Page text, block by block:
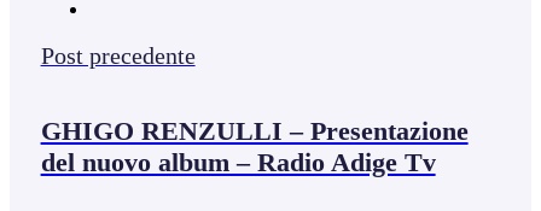
Post precedente
GHIGO RENZULLI – Presentazione
del nuovo album – Radio Adige Tv